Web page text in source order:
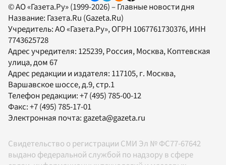
© АО «Газета.Ру» (1999-2026) – Главные новости дня
Название: Газета.Ru (Gazeta.Ru)
Учредитель:АО «Газета.Ру», ОГРН 1067761730376, ИНН
7743625728
Адрес учредителя: 125239, Россия, Москва, Коптевская
улица, дом 67
Адрес редакции и издателя: 117105, г. Москва,
Варшавское шоссе, д.9, стр.1
Телефон редакции:+7 (495) 785-00-12
Факс:+7 (495) 785-17-01
Электронная почта:gazeta@gazeta.ru
Свидетельство о регистрации СМИ Эл № ФС77-67642
выдано федеральной службой по надзору в сфере